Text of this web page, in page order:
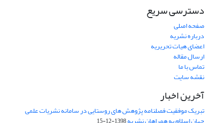
دسترسی سریع
صفحه اصلی
درباره نشریه
اعضای هیات تحریریه
ارسال مقاله
تماس با ما
نقشه سایت
آخرین اخبار
تبریک موفقیت فصلنامه پژوهش های روستایی در سامانه نشریات علمی